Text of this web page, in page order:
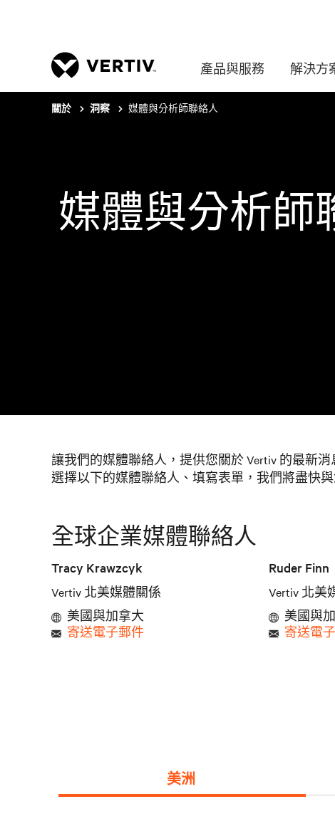
產品與服務 解決方
關於 洞察 媒體與分析師聯絡人
媒體與分析師
讓我們的媒體聯絡人，提供您關於 Vertiv 的最新
選擇以下的媒體聯絡人、填寫表單，我們將盡快與
全球企業媒體聯絡人
Tracy Krawzcyk
Vertiv 北美媒體關係
美國與加拿大
寄送電子郵件
Ruder Finn
Vertiv 北美
美國與
寄送電
美洲